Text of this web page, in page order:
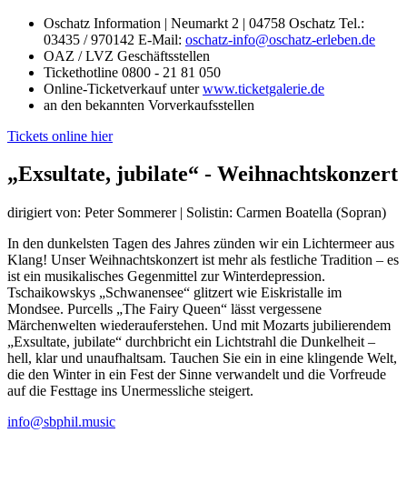
Oschatz Information | Neumarkt 2 | 04758 Oschatz Tel.:
03435 / 970142 E-Mail:
OAZ / LVZ Geschäftsstellen
Tickethotline 0800 - 21 81 050
Online-Ticketverkauf unterwww.ticketgalerie.de
an den bekannten Vorverkaufsstellen
Tickets online hier
„Exsultate, jubilate“ - Weihnachtskonzert
dirigiert von: Peter Sommerer | Solistin: Carmen Boatella (Sopran)
In den dunkelsten Tagen des Jahres zünden wir ein Lichtermeer aus
Klang! Unser Weihnachtskonzert ist mehr als festliche Tradition – es
ist ein musikalisches Gegenmittel zur Winterdepression.
Tschaikowskys „Schwanensee“ glitzert wie Eiskristalle im
Mondsee. Purcells „The Fairy Queen“ lässt vergessene
Märchenwelten wiederauferstehen. Und mit Mozarts jubilierendem
„Exsultate, jubilate“ durchbricht ein Lichtstrahl die Dunkelheit –
hell, klar und unaufhaltsam. Tauchen Sie ein in eine klingende Welt,
die den Winter in ein Fest der Sinne verwandelt und die Vorfreude
auf die Festtage ins Unermessliche steigert.